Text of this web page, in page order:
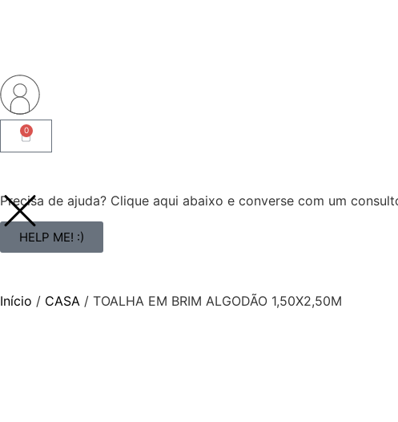
0
Precisa de ajuda? Clique aqui abaixo e converse com um
HELP ME! :)
Início / CASA / TOALHA EM BRIM ALGODÃO 1,50X2,50M